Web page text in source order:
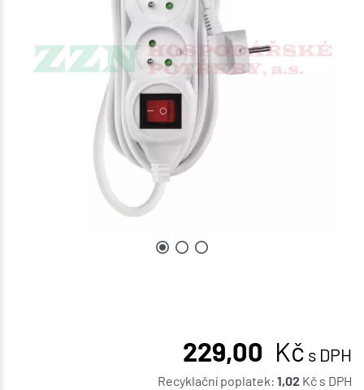
229,00 Kč s DPH
Recyklační poplatek: 1,02 Kč s DPH